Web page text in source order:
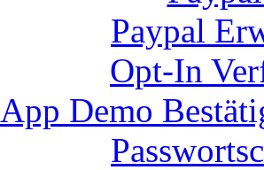
Paypal
Opt-In
App Demo